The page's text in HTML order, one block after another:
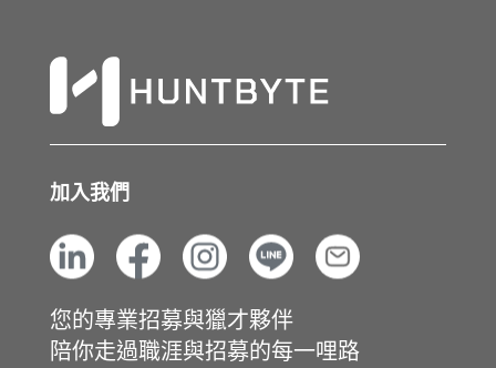
加入我們
您的專業招募與獵才夥伴
陪你走過職涯與招募的每一哩路